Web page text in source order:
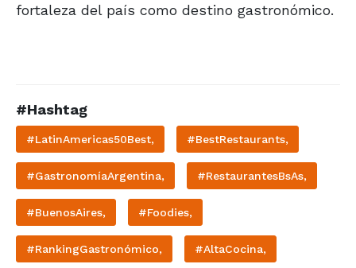
fortaleza del país como destino gastronómico.
#Hashtag
#LatinAmericas50Best, #BestRestaurants,
#GastronomíaArgentina, #RestaurantesBsAs,
#BuenosAires, #Foodies,
#RankingGastronómico, #AltaCocina,